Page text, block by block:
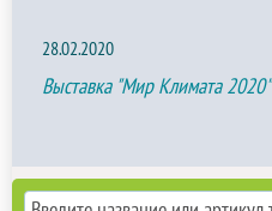
28.02.2020
Выставка "Мир Климата 2020"